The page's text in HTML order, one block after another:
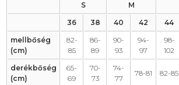
S
M
36
38 40 42 44
mellbőség
(cm)
82-
85
86-
89
90-
93
94-
97
98-
102
derékbőség
(cm)
65-
69
70-
73
74-
77
78-81 82-85